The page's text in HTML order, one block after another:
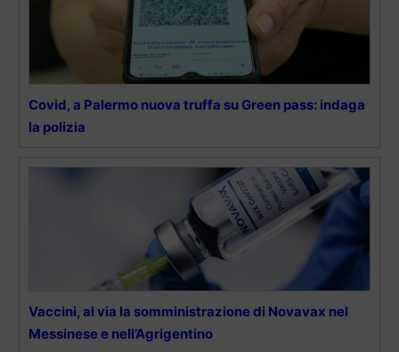
Covid, a Palermo nuova truffa su Green pass: indaga
la polizia
Vaccini, al via la somministrazione di Novavax nel
Messinese e nell’Agrigentino